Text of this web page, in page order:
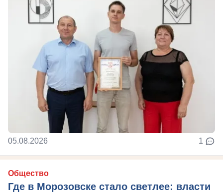
05.08.2026 1
Общество
Где в Морозовске стало светлее: власти